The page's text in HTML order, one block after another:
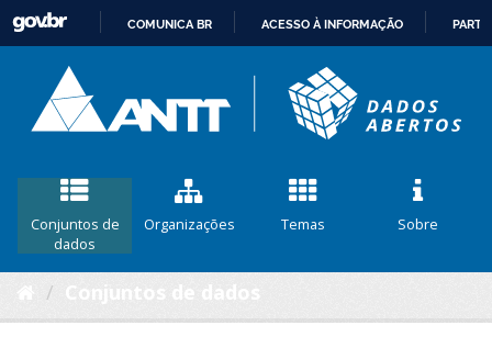
CONTEÚDO
COMUNICA BR ACESSO À INFORMAÇÃO
Conjuntos de
dados
Organizações Temas Sobre